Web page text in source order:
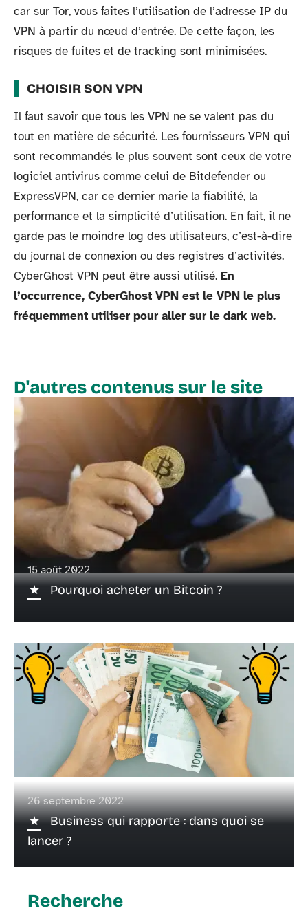
car sur Tor, vous faites l’utilisation de l’adresse IP du
VPN à partir du nœud d’entrée. De cette façon, les
risques de fuites et de tracking sont minimisées.
CHOISIR SON VPN
Il faut savoir que tous les VPN ne se valent pas du
tout en matière de sécurité. Les fournisseurs VPN qui
sont recommandés le plus souvent sont ceux de votre
logiciel antivirus comme celui de Bitdefender ou
ExpressVPN, car ce dernier marie la fiabilité, la
performance et la simplicité d’utilisation. En fait, il ne
garde pas le moindre log des utilisateurs, c’est-à-dire
du journal de connexion ou des registres d’activités.
CyberGhost VPN peut être aussi utilisé. En
l’occurrence, CyberGhost VPN est le VPN le plus
fréquemment utiliser pour aller sur le dark web.
D'autres contenus sur le site
15 août 2022
Pourquoi acheter un Bitcoin ?
26 septembre 2022
Business qui rapporte : dans quoi se
lancer ?
Recherche